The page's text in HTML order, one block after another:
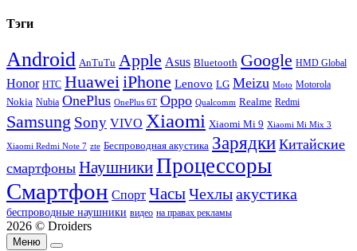
Тэги
Android AnTuTu Apple Asus Bluetooth Google HMD Global
Honor HTC HuaweiiPhone Lenovo LG Meizu Moto Motorola
Nokia Nubia OnePlus OnePlus 6T Oppo Qualcomm Realme Redmi
Samsung Sony VIVO Xiaomi Xiaomi Mi 9 Xiaomi Mi Mix 3
Xiaomi Redmi Note 7 zte Беспроводная акустика Зарядки Китайские
смартфоны НаушникиПроцессоры
Смартфон Спорт ЧасыЧехлыакустика
беспроводные наушники видео на правах рекламы
2026 © Droiders
Меню